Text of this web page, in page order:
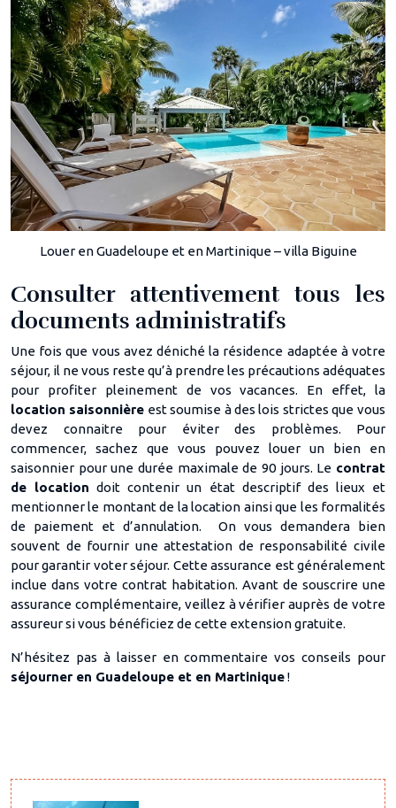
Louer en Guadeloupe et en Martinique – villa Biguine
Consulter attentivement tous les
documents administratifs
Une fois que vous avez déniché la résidence adaptée à votre
séjour, il ne vous reste qu’à prendre les précautions adéquates
pour profiter pleinement de vos vacances. En effet, la
location saisonnière est soumise à des lois strictes que vous
devez connaitre pour éviter des problèmes. Pour
commencer, sachez que vous pouvez louer un bien en
saisonnier pour une durée maximale de 90 jours. Le contrat
de location doit contenir un état descriptif des lieux et
mentionner le montant de la location ainsi que les formalités
de paiement et d’annulation. On vous demandera bien
souvent de fournir une attestation de responsabilité civile
pour garantir voter séjour. Cette assurance est généralement
inclue dans votre contrat habitation. Avant de souscrire une
assurance complémentaire, veillez à vérifier auprès de votre
assureur si vous bénéficiez de cette extension gratuite.
N’hésitez pas à laisser en commentaire vos conseils pour
séjourner en Guadeloupe et en Martinique!